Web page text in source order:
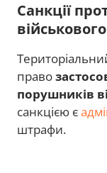
Санкції
право
порушників
санкцією є
штрафи.